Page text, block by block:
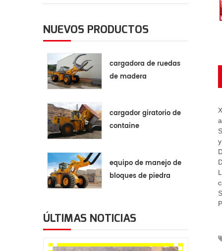
NUEVOS PRODUCTOS
cargadora de ruedas
de madera
cargador giratorio de
containe
equipo de manejo de
bloques de piedra
ÚLTIMAS NOTICIAS